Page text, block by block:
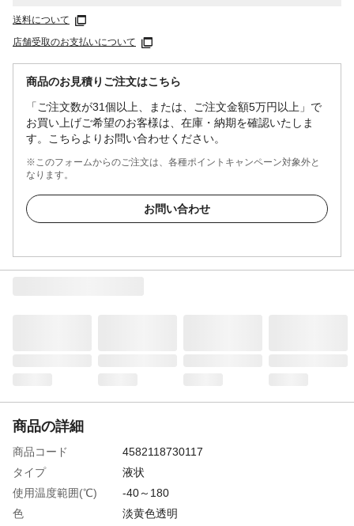
送料について
店舗受取のお支払いについて
商品のお見積りご注文はこちら
「ご注文数が31個以上、または、ご注文金額5万円以上」で
お買い上げご希望のお客様は、在庫・納期を確認いたしま
す。こちらよりお問い合わせください。
※このフォームからのご注文は、各種ポイントキャンペーン対象外と
なります。
お問い合わせ
商品の詳細
商品コード
4582118730117
タイプ
液状
使用温度範囲(℃)
-40～180
色
淡黄色透明